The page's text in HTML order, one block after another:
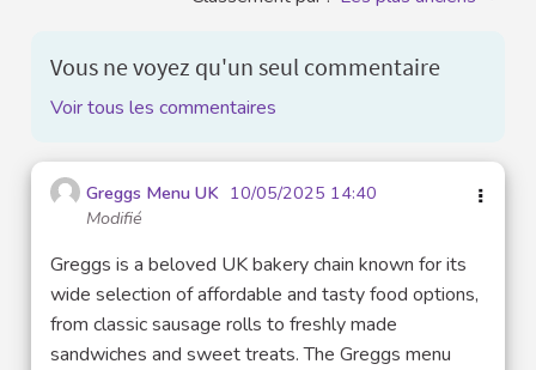
Vous ne voyez qu'un seul commentaire
Voir tous les commentaires
Greggs Menu UK 10/05/2025 14:40
Modifié
Greggs is a beloved UK bakery chain known for its
wide selection of affordable and tasty food options,
from classic sausage rolls to freshly made
sandwiches and sweet treats. The Greggs menu